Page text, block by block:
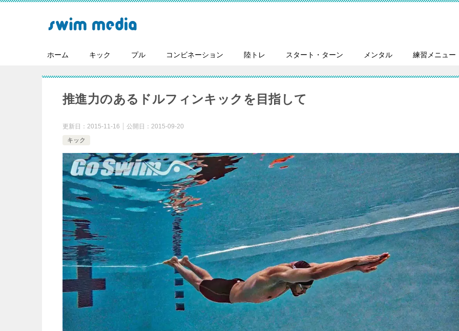
ホーム キック プル コンビネーション 陸トレ スタート・ターン メンタル 練習メニュー
推進力のあるドルフィンキックを目指して
更新日： 2015-11-16 公開日： 2015-09-20
キック